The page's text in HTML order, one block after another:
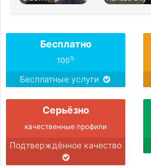
Бесплатно
100%
Бесплатные услуги
Серьёзно
качественные профили
Подтверждённое качество